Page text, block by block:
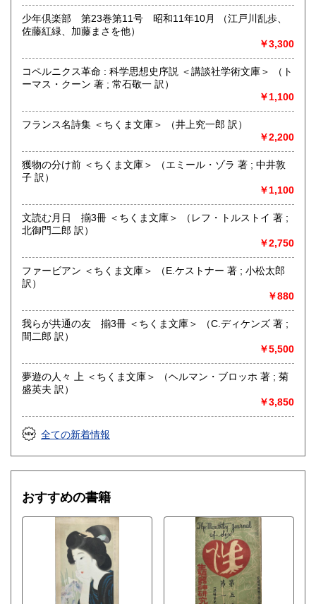
書籍の買取について
-
取り扱い分野
美術工芸、近代文献、趣味、サブカルチャー、古書一般（そ
の他）
少年倶楽部 第23巻第11号 昭和11年10月 （江戸川乱歩、
佐藤紅緑、加藤まさを他）
￥3,300
コペルニクス革命 : 科学思想史序説 ＜講談社学術文庫＞ （ト
ーマス・クーン 著 ; 常石敬一 訳）
￥1,100
フランス名詩集 ＜ちくま文庫＞ （井上究一郎 訳）
￥2,200
獲物の分け前 ＜ちくま文庫＞ （エミール・ゾラ 著 ; 中井敦
子 訳）
￥1,100
文読む月日 揃3冊 ＜ちくま文庫＞ （レフ・トルストイ 著 ;
北御門二郎 訳）
￥2,750
ファービアン ＜ちくま文庫＞ （E.ケストナー 著 ; 小松太郎
訳）
￥880
我らが共通の友 揃3冊 ＜ちくま文庫＞ （C.ディケンズ 著 ;
間二郎 訳）
￥5,500
夢遊の人々 上 ＜ちくま文庫＞ （ヘルマン・ブロッホ 著 ; 菊
盛英夫 訳）
￥3,850
全ての新着情報
おすすめの書籍